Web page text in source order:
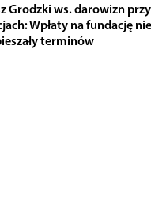
Grodzki ws. darowizn przy
Wpłaty na fundację nie
terminów